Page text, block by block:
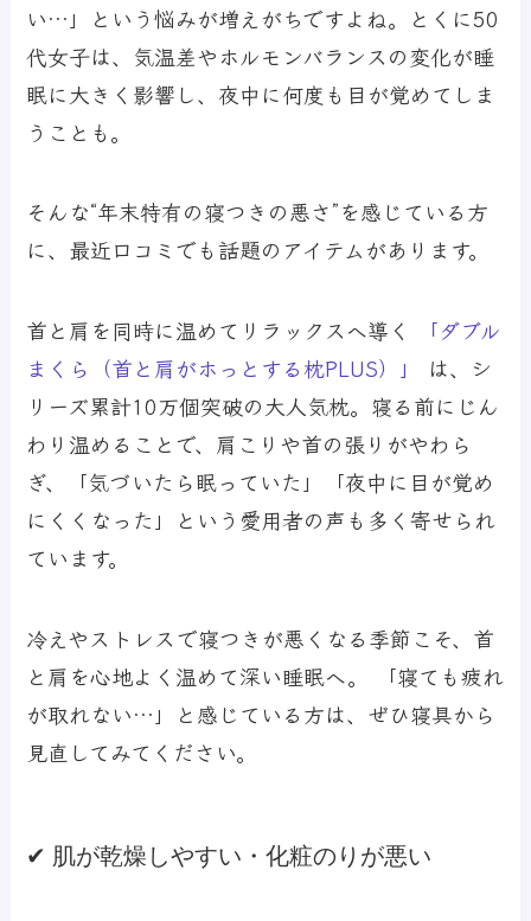
い…」という悩みが増えがちですよね。とくに50
代女子は、気温差やホルモンバランスの変化が睡
眠に大きく影響し、夜中に何度も目が覚めてしま
うことも。
そんな“年末特有の寝つきの悪さ”を感じている方
に、最近口コミでも話題のアイテムがあります。
首と肩を同時に温めてリラックスへ導く
「ダブル
まくら（首と肩がホっとする枕PLUS）」
は、シ
リーズ累計10万個突破の大人気枕。寝る前にじん
わり温めることで、肩こりや首の張りがやわら
ぎ、「気づいたら眠っていた」「夜中に目が覚め
にくくなった」という愛用者の声も多く寄せられ
ています。
冷えやストレスで寝つきが悪くなる季節こそ、首
と肩を心地よく温めて深い睡眠へ。 「寝ても疲れ
が取れない…」と感じている方は、ぜひ寝具から
見直してみてください。
✔ 肌が乾燥しやすい・化粧のりが悪い